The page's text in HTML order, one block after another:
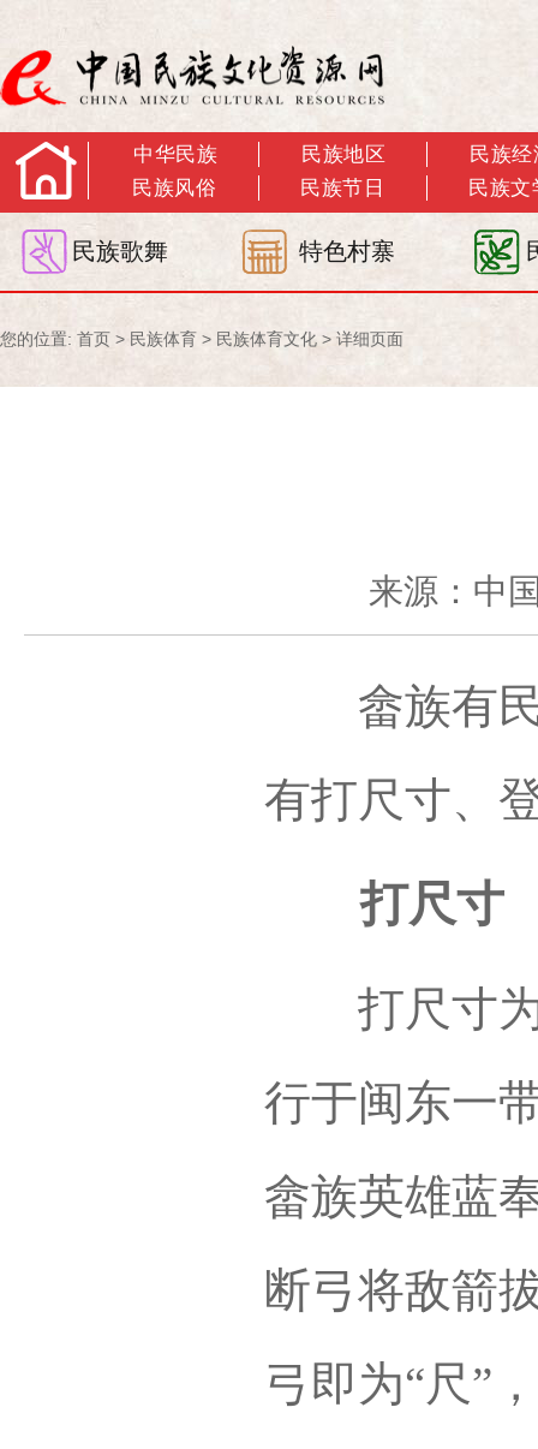
中华民族 民族地区
民族经
民族风俗
民族节日 民族文
民族歌舞 特色村寨
您的位置: 首页 > 民族体育 > 民族体育文化 > 详细页面
来源：中
畲族有民
有打尺寸、
打尺寸
打尺寸为
行于闽东一
畲族英雄蓝
断弓将敌箭
弓即为“尺”